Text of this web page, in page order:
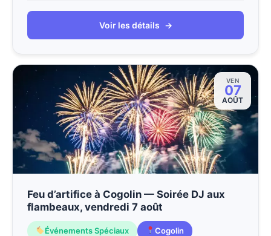
Voir les détails →
VEN
07
AOÛT
Feu d’artifice à Cogolin — Soirée DJ aux
flambeaux, vendredi 7 août
Événements Spéciaux Cogolin